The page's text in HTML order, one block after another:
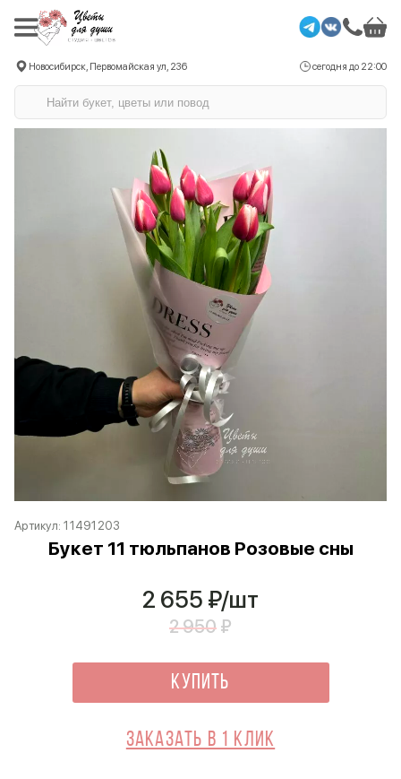
Новосибирск, Первомайская ул, 236 сегодня до 22:00
Артикул:11491203
Букет 11 тюльпанов Розовые сны
2 655 ₽/шт
2 950 ₽
Купить
Заказать в 1 клик